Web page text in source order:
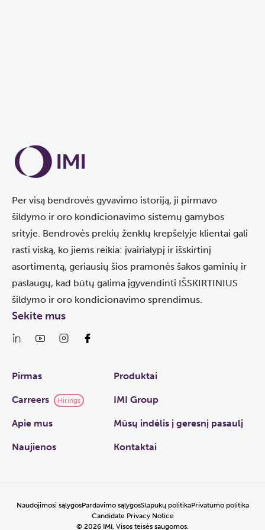
Per visą bendrovės gyvavimo istoriją, ji pirmavo
šildymo ir oro kondicionavimo sistemų gamybos
srityje. Bendrovės prekių ženklų krepšelyje klientai gali
rasti viską, ko jiems reikia: įvairialypį ir išskirtinį
asortimentą, geriausių šios pramonės šakos gaminių ir
paslaugų, kad būtų galima įgyvendinti IŠSKIRTINIUS
šildymo ir oro kondicionavimo sprendimus.
Links
Pirmas Produktai
Carreers Hirings IMI Group
Apie mus Mūsų indėlis į geresnį pasaulį
Naujienos Kontaktai
Sekite mus
© 2026 IMI, Visos teisės saugomos.
Naudojimosi sąlygosPardavimo sąlygosSlapukų politikaPrivatumo politika
Candidate Privacy Notice